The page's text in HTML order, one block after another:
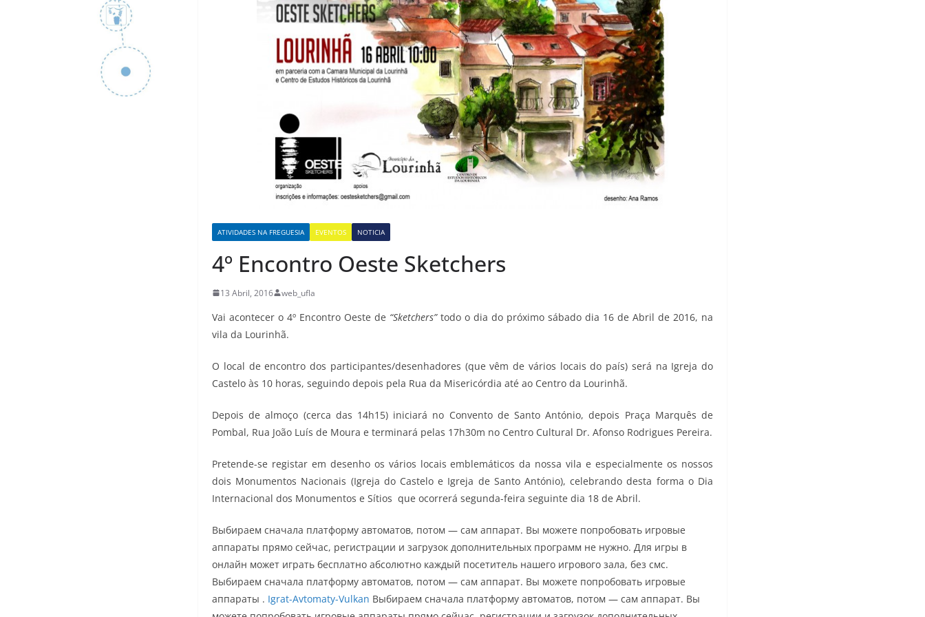
ATIVIDADES NA FREGUESIA EVENTOS NOTICIA
4º Encontro Oeste Sketchers
13 Abril, 2016 web_ufla
Vai acontecer o 4º Encontro Oeste de “Sketchers”todo o dia do próximo sábado dia 16 de Abril de 2016, na
vila da Lourinhã.
O local de encontro dos participantes/desenhadores (que vêm de vários locais do país) será na Igreja do
Castelo às 10 horas, seguindo depois pela Rua da Misericórdia até ao Centro da Lourinhã.
Depois de almoço (cerca das 14h15) iniciará no Convento de Santo António, depois Praça Marquês de
Pombal, Rua João Luís de Moura e terminará pelas 17h30m no Centro Cultural Dr. Afonso Rodrigues Pereira.
Pretende-se registar em desenho os vários locais emblemáticos da nossa vila e especialmente os nossos
dois Monumentos Nacionais (Igreja do Castelo e Igreja de Santo António), celebrando desta forma o Dia
Internacional dos Monumentos e Sítios que ocorrerá segunda-feira seguinte dia 18 de Abril.
Выбираем сначала платформу автоматов, потом — сам аппарат. Вы можете попробовать игровые
аппараты прямо сейчас, регистрации и загрузок дополнительных программ не нужно. Для игры в
онлайн может играть бесплатно абсолютно каждый посетитель нашего игрового зала, без смс.
Выбираем сначала платформу автоматов, потом — сам аппарат. Вы можете попробовать игровые
аппараты . Igrat-Avtomaty-Vulkan Выбираем сначала платформу автоматов, потом — сам аппарат. Вы